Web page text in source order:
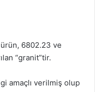
6802.23 ve
“granit”tir.
amaçlı verilmiş olup